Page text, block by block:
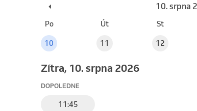
10. srpna
Po Út St
10 11 12
Zítra, 10. srpna 2026
DOPOLEDNE
11:45